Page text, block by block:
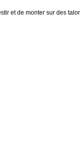
et de monter sur des